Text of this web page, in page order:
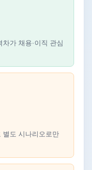
가 채용·이직 관심
별도 시나리오로만